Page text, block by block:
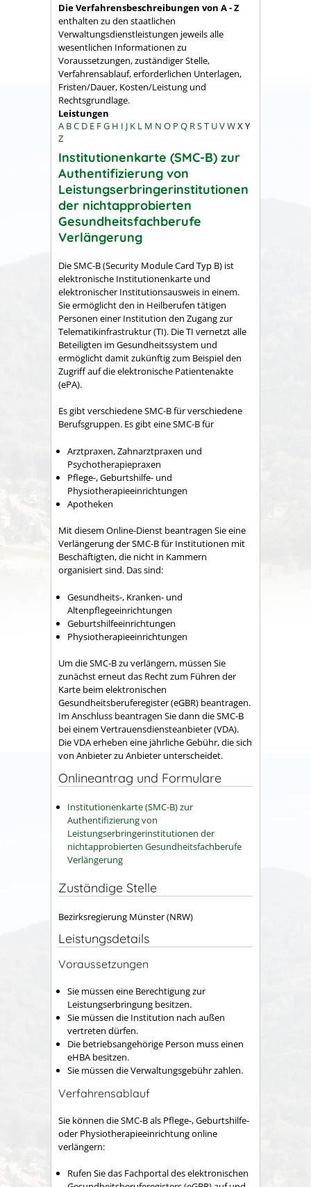
Die Verfahrensbeschreibungen von A - Z
enthalten zu den staatlichen
Verwaltungsdienstleistungen jeweils alle
wesentlichen Informationen zu
Voraussetzungen, zuständiger Stelle,
Verfahrensablauf, erforderlichen Unterlagen,
Fristen/Dauer, Kosten/Leistung und
Rechtsgrundlage.
Leistungen
A BC D E FG H I J K L M N O P Q RST UVWX Y
Z
Institutionenkarte (SMC-B) zur
Authentifizierung von
Leistungserbringerinstitutionen
der nichtapprobierten
Gesundheitsfachberufe
Verlängerung
Die SMC-B (Security Module Card Typ B) ist
elektronische Institutionenkarte und
elektronischer Institutionsausweis in einem.
Sie ermöglicht den in Heilberufen tätigen
Personen einer Institution den Zugang zur
Telematikinfrastruktur (TI). Die TI vernetzt alle
Beteiligten im Gesundheitssystem und
ermöglicht damit zukünftig zum Beispiel den
Zugriff auf die elektronische Patientenakte
(ePA).
Es gibt verschiedene SMC-B für verschiedene
Berufsgruppen. Es gibt eine SMC-B für
Arztpraxen, Zahnarztpraxen und
Psychotherapiepraxen
Pflege-, Geburtshilfe- und
Physiotherapieeinrichtungen
Apotheken
Mit diesem Online-Dienst beantragen Sie eine
Verlängerung der SMC-B für Institutionen mit
Beschäftigten, die nicht in Kammern
organisiert sind. Das sind:
Gesundheits-, Kranken- und
Altenpflegeeinrichtungen
Geburtshilfeeinrichtungen
Physiotherapieeinrichtungen
Um die SMC-B zu verlängern, müssen Sie
zunächst erneut das Recht zum Führen der
Karte beim elektronischen
Gesundheitsberuferegister (eGBR) beantragen.
Im Anschluss beantragen Sie dann die SMC-B
bei einem Vertrauensdiensteanbieter (VDA).
Die VDA erheben eine jährliche Gebühr, die sich
von Anbieter zu Anbieter unterscheidet.
Onlineantrag und Formulare
Institutionenkarte (SMC-B) zur
Authentifizierung von
Leistungserbringerinstitutionen der
nichtapprobierten Gesundheitsfachberufe
Verlängerung
Zuständige Stelle
Bezirksregierung Münster (NRW)
Leistungsdetails
Voraussetzungen
Sie müssen eine Berechtigung zur
Leistungserbringung besitzen.
Sie müssen die Institution nach außen
vertreten dürfen.
Die betriebsangehörige Person muss einen
eHBA besitzen.
Sie müssen die Verwaltungsgebühr zahlen.
Verfahrensablauf
Sie können die SMC-B als Pflege-, Geburtshilfe-
oder Physiotherapieeinrichtung online
verlängern:
Rufen Sie das Fachportal des elektronischen